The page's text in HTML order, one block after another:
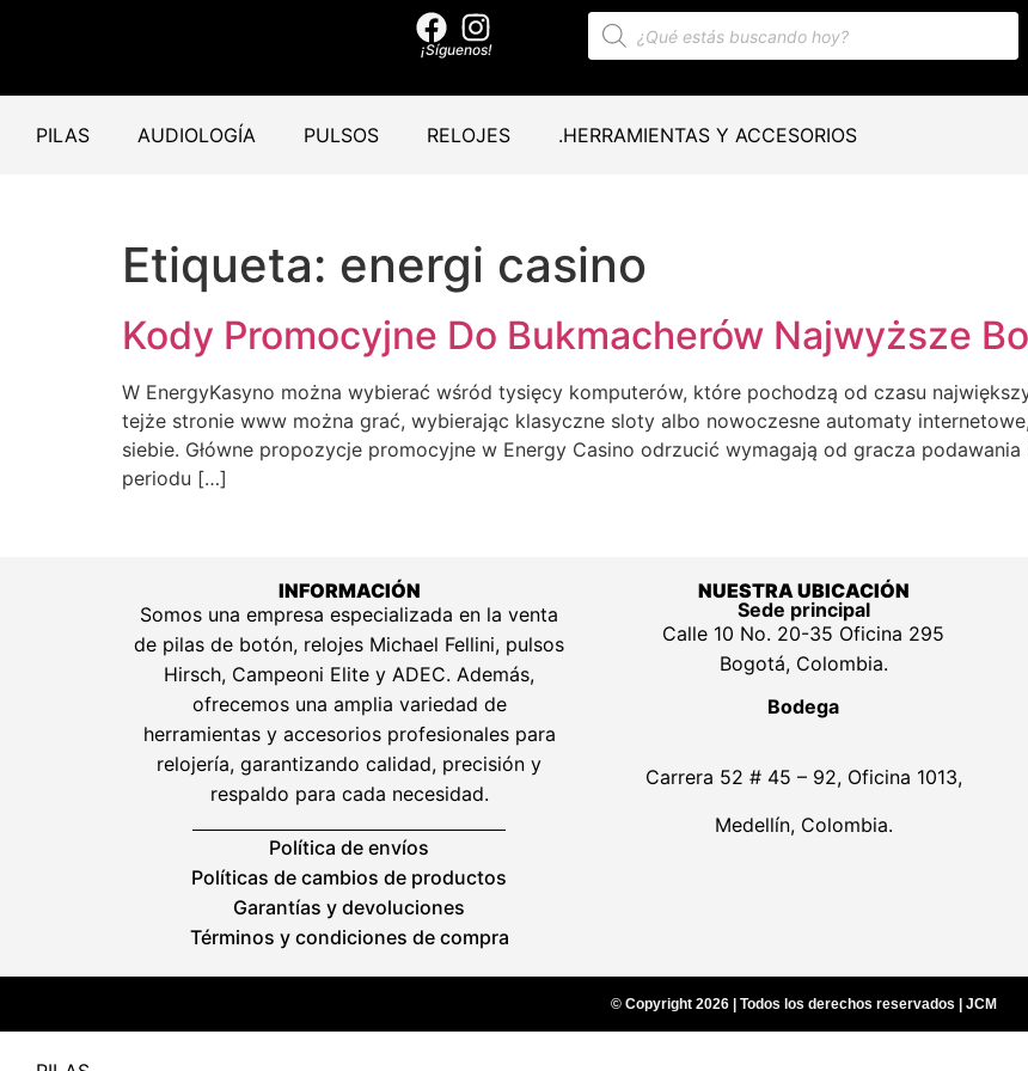
¡Síguenos!
PILAS AUDIOLOGÍA PULSOS RELOJES .HERRAMIENTAS Y ACCESORIOS
Etiqueta: energi casino
Kody Promocyjne Do Bukmacherów Najwyższe
W EnergyKasyno można wybierać wśród tysięcy komputerów, które pochodzą od czasu
tejże stronie www można grać, wybierając klasyczne sloty albo nowoczesne automaty
siebie. Główne propozycje promocyjne w Energy Casino odrzucić wymagają od gracza
periodu […]
INFORMACIÓN
Somos una empresa especializada en la venta
de pilas de botón, relojes Michael Fellini, pulsos
Hirsch, Campeoni Elite y ADEC. Además,
ofrecemos una amplia variedad de
herramientas y accesorios profesionales para
relojería, garantizando calidad, precisión y
respaldo para cada necesidad.
Política de envíos
Políticas de cambios de productos
Garantías y devoluciones
Términos y condiciones de compra
NUESTRA UBICACIÓN
Sede principal
Calle 10 No. 20-35 Oficina 295
Bogotá, Colombia.
Bodega
Carrera 52 # 45 – 92, Oficina 1013,
Medellín, Colombia.
© Copyright 2026 | Todos los derechos reservados | JCM